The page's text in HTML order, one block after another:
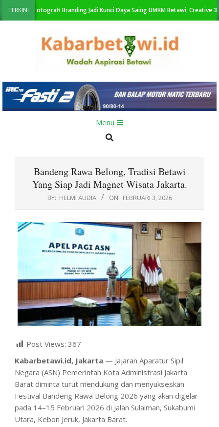
Skip
to
TERKINI
Fotografi Branding Jadi Kunci Daya Saing UMKM Betawi, Creative 35 Gelar
KabarBetawi.id
Menu
Menu
Search
Bandeng Rawa Belong, Tradisi Betawi
Yang Siap Jadi Magnet Wisata Jakarta.
BY: HELMI AUDIA ON: FEBRUARI 3, 2026
Post Views: 367
Kabarbetawi.id, Jakarta — Jajaran Aparatur Sipil
Negara (ASN) Pemerintah Kota Administrasi Jakarta
Barat diminta turut mendukung dan menyukseskan
Festival Bandeng Rawa Belong 2026 yang akan digelar
pada 14–15 Februari 2026 di Jalan Sulaiman, Sukabumi
Utara, Kebon Jeruk, Jakarta Barat.